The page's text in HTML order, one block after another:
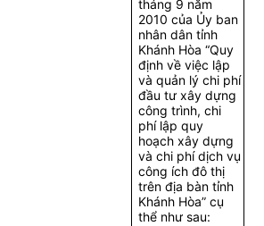
tháng 9 năm
2010 của Ủy ban
nhân dân tỉnh
Khánh Hòa “Quy
định về việc lập
và quản lý chi phí
đầu tư xây dựng
công trình, chi
phí lập quy
hoạch xây dựng
và chi phí dịch vụ
công ích đô thị
trên địa bàn tỉnh
Khánh Hòa” cụ
thể như sau: